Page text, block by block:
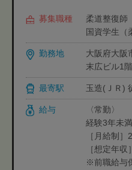
募集職種
柔道整復師
国資学生（
勤務地
大阪府大阪
末広ビル1階
最寄駅 玉造(ＪＲ)
給与
〈常勤〉
経験3年未満
［月給制］
［想定年収
※前職給与